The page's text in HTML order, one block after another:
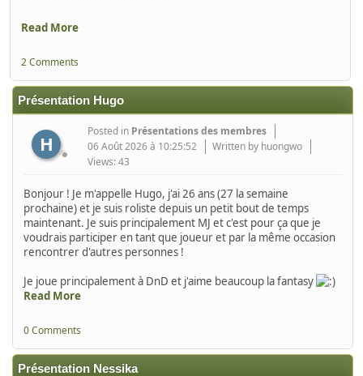
Read More
2 Comments
Présentation Hugo
H
Posted in Présentations des membres
06 Août 2026 à 10:25:52
Written by huongwo
Views: 43
Bonjour ! Je m'appelle Hugo, j'ai 26 ans (27 la semaine
prochaine) et je suis roliste depuis un petit bout de temps
maintenant. Je suis principalement MJ et c'est pour ça que je
voudrais participer en tant que joueur et par la même occasion
rencontrer d'autres personnes !
Je joue principalement à DnD et j'aime beaucoup la fantasy
Read More
0 Comments
Présentation Nessika